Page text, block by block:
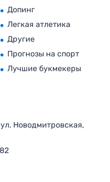
Допинг
Легкая атлетика
Другие
Прогнозы на спорт
Лучшие букмекеры
Новодмитровская,